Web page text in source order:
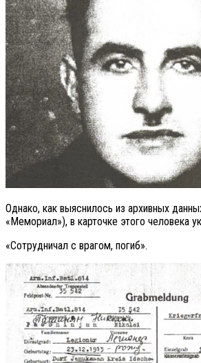
Однако, как выяснилось из архивных
«Мемориал»), в карточке этого человека
«Сотрудничал с врагом, погиб».